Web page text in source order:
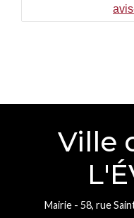
Ville
Mairie - 58, rue